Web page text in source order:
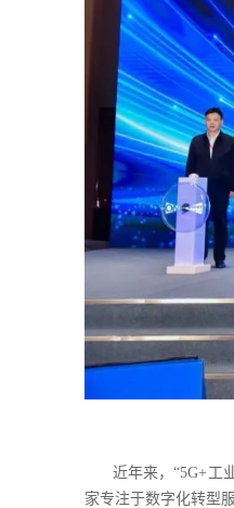
近年来，“5G+工
家专注于数字化转型